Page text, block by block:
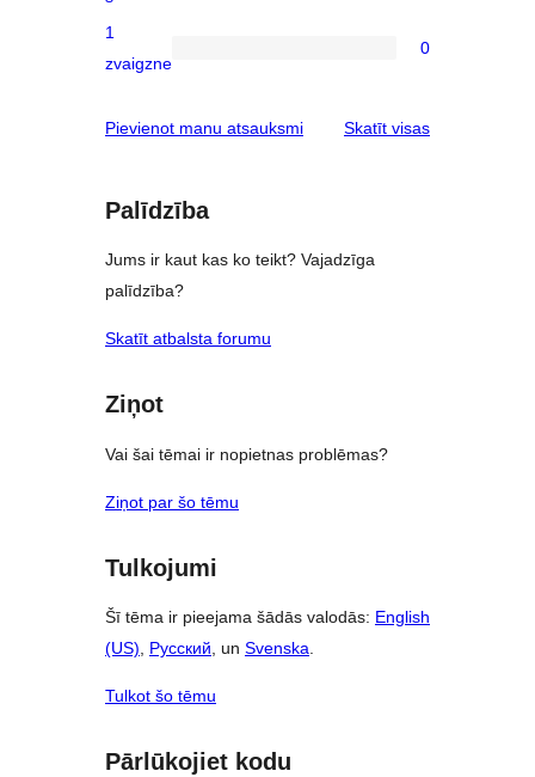
star
reviews
0
star
1
zvaigzne
0
Pievienot manu atsauksmi Skatīt visasatsauksmes
Palīdzība
Jums ir kaut kas ko teikt? Vajadzīga
palīdzība?
Skatīt atbalsta forumu
Ziņot
Vai šai tēmai ir nopietnas problēmas?
Ziņot par šo tēmu
Tulkojumi
Šī tēma ir pieejama šādās valodās: English
(US), Русский, un Svenska.
Tulkot šo tēmu
Pārlūkojiet kodu